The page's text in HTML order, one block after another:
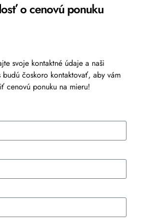
o cenovú ponuku
svoje kontaktné údaje a naši
budú čoskoro kontaktovať, aby vám
cenovú ponuku na mieru!